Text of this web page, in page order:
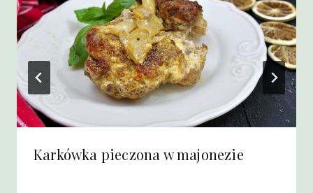
Karkówka pieczona w majonezie